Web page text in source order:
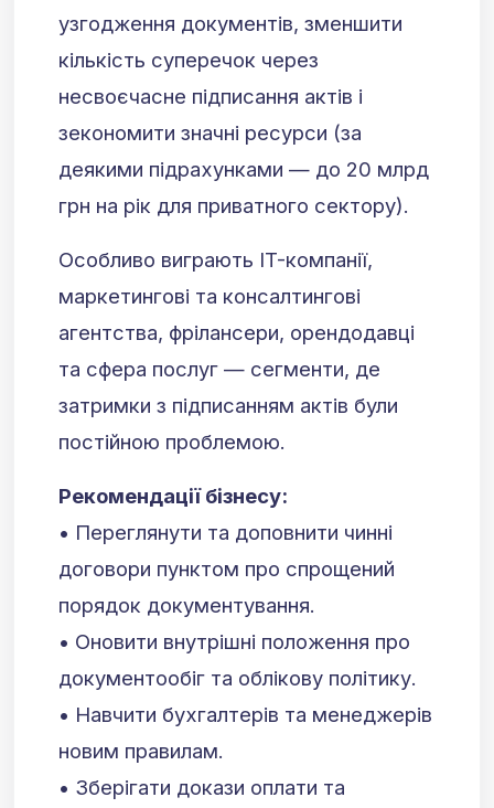
узгодження документів, зменшити
кількість суперечок через
несвоєчасне підписання актів і
зекономити значні ресурси (за
деякими підрахунками — до 20 млрд
грн на рік для приватного сектору).
Особливо виграють IT-компанії,
маркетингові та консалтингові
агентства, фрілансери, орендодавці
та сфера послуг — сегменти, де
затримки з підписанням актів були
постійною проблемою.
Рекомендації бізнесу:
• Переглянути та доповнити чинні
договори пунктом про спрощений
порядок документування.
• Оновити внутрішні положення про
документообіг та облікову політику.
• Навчити бухгалтерів та менеджерів
новим правилам.
• Зберігати докази оплати та